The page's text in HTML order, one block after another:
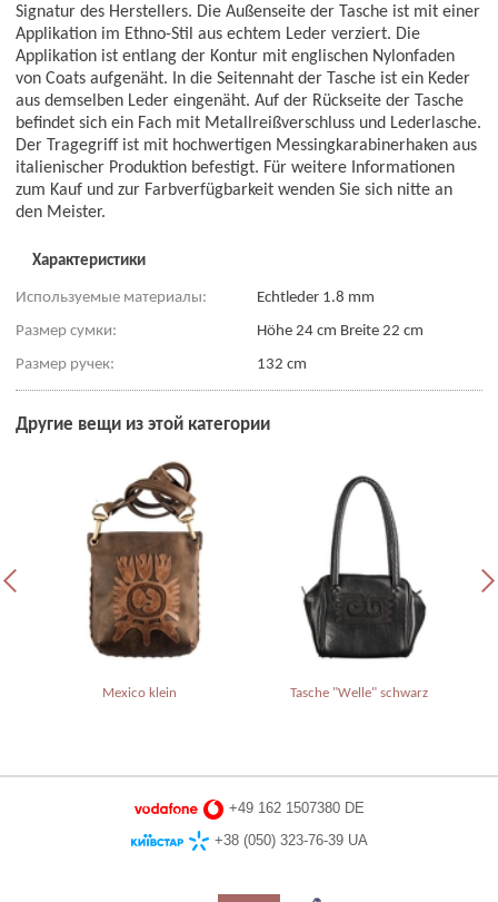
Signatur des Herstellers. Die Außenseite der Tasche ist mit einer
Applikation im Ethno-Stil aus echtem Leder verziert. Die
Applikation ist entlang der Kontur mit englischen Nylonfaden
von Coats aufgenäht. In die Seitennaht der Tasche ist ein Keder
aus demselben Leder eingenäht. Auf der Rückseite der Tasche
befindet sich ein Fach mit Metallreißverschluss und Lederlasche.
Der Tragegriff ist mit hochwertigen Messingkarabinerhaken aus
italienischer Produktion befestigt. Für weitere Informationen
zum Kauf und zur Farbverfügbarkeit wenden Sie sich nitte an
den Meister.
Характеристики
Используемые материалы:
Echtleder 1.8 mm
Размер сумки:
Höhe 24 cm Breite 22 cm
Размер ручек:
132 cm
Другие вещи из этой категории
Mexico klein Tasche "Welle" schwarz
+49 162 1507380 DE
+38 (050) 323-76-39 UA